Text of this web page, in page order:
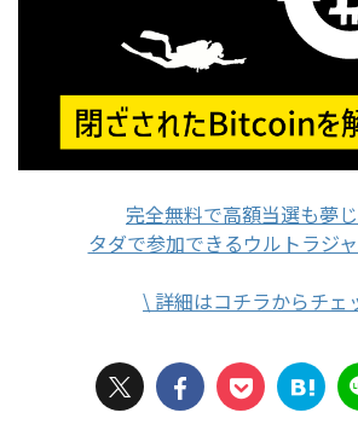
完全無料で高額当選も夢
タダで参加できるウルトラジ
\ 詳細はコチラからチェ